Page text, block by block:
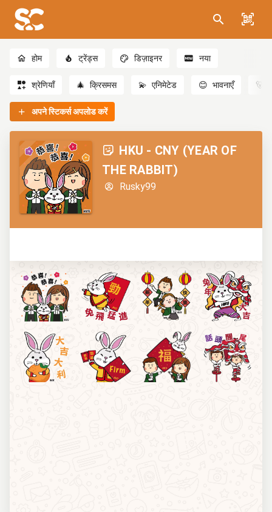
होम ट्रेंड्स डिज़ाइनर नया
श्रेणियाँ 🎄 क्रिसमस 💫 एनिमेटेड 😊 भावनाएँ 🐻
अपने स्टिकर्स अपलोड करें
HKU - CNY (YEAR OF
THE RABBIT)
Rusky99